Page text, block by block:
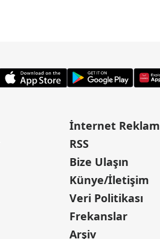
İnternet Reklam
RSS
Bize Ulaşın
Künye/İletişim
Veri Politikası
Frekanslar
Arşiv